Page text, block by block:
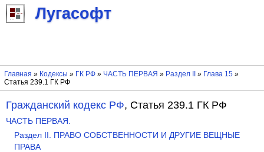
Лугасофт
Главная » Кодексы » ГК РФ» ЧАСТЬ ПЕРВАЯ » Раздел II » Глава 15»
Статья 239.1 ГК РФ
Гражданский кодекс РФ, Статья 239.1 ГК РФ
ЧАСТЬ ПЕРВАЯ.
Раздел II. ПРАВО СОБСТВЕННОСТИ И ДРУГИЕ ВЕЩНЫЕ
ПРАВА